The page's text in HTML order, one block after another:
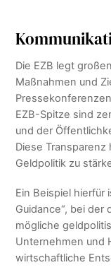
Die EZB legt
Maßnahmen und
EZB-Spitze sind
und der
Diese Transparenz
Geldpolitik zu
Ein Beispiel hierfür
Guidance“, bei der
mögliche
Unternehmen und
wirtschaftliche